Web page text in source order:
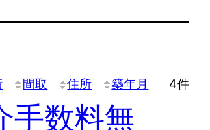
間取 住所 築年月 4件
手数料無